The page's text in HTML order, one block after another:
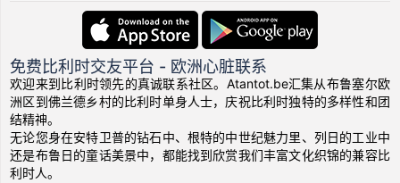
免费比利时交友平台 - 欧洲心脏联系
欢迎来到比利时领先的真诚联系社区。Atantot.be汇集从布鲁塞尔欧
洲区到佛兰德乡村的比利时单身人士，庆祝比利时独特的多样性和团
结精神。
无论您身在安特卫普的钻石中、根特的中世纪魅力里、列日的工业中
还是布鲁日的童话美景中，都能找到欣赏我们丰富文化织锦的兼容比
利时人。